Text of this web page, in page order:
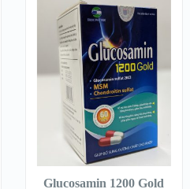
QUICK LOOK
VIEW
DETAILS
THÊM VÀO
GIỎ HÀNG
Glucosamin 1200 Gold